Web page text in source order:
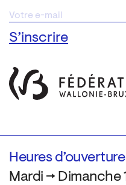
Heures d’ouverture
Mardi →